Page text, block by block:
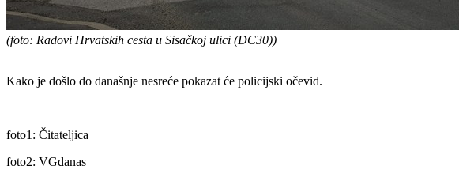
(foto: Radovi Hrvatskih cesta u Sisačkoj ulici (DC30))
Kako je došlo do današnje nesreće pokazat će policijski očevid.
foto1: Čitateljica
foto2: VGdanas